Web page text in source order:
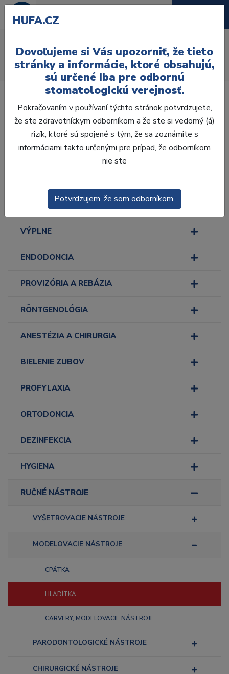
Úvod Ordinácia
Ručné nástroje
Modelovacie nástroje
Hladítka
Laboratórium, Zub.
technika
ODLTAČKOVANIE
VÝPLNE
ENDODONCIA
PROVIZÓRIA A REBÁZIA
RÖNTGENOLÓGIA
ANESTÉZIA A CHIRURGIA
BIELENIE ZUBOV
PROFYLAXIA
ORTODONCIA
DEZINFEKCIA
HYGIENA
RUČNÉ NÁSTROJE
VYŠETROVACIE NÁSTROJE
MODELOVACIE NÁSTROJE
CPÁTKA
HLADÍTKA
CARVERY, MODELOVACIE NÁSTROJE
PARODONTOLOGICKÉ NÁSTROJE
CHIRURGICKÉ NÁSTROJE
HUFA.CZ
Dovoľujeme si Vás upozorniť, že tieto
stránky a informácie, ktoré obsahujú,
sú určené iba pre odbornú
stomatologickú verejnosť.
Pokračovaním v používaní týchto stránok potvrdzujete,
že ste zdravotníckym odborníkom a že ste si vedomý (á)
rizík, ktoré sú spojené s tým, že sa zoznámite s
informáciami takto určenými pre prípad, že odborníkom
nie ste
Potvrdzujem, že som odborníkom.